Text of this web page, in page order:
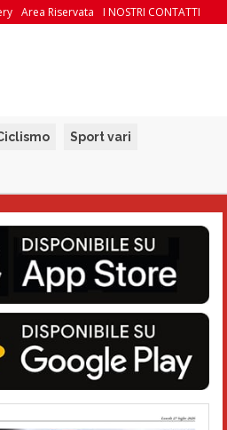
I NOSTRI CONTATTI
Area Riservata
Sport vari